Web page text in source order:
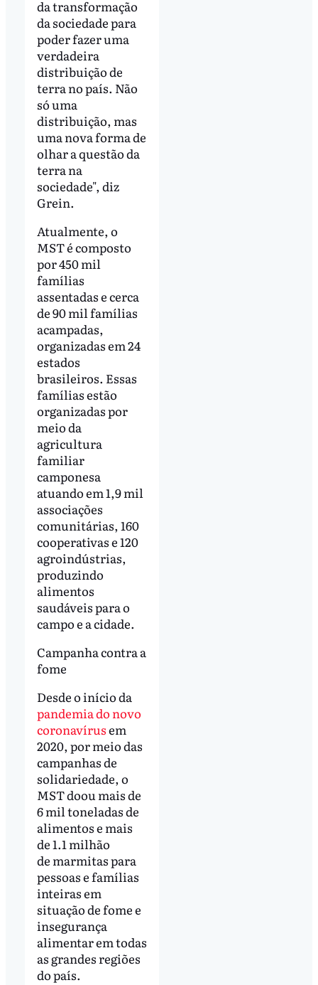
da transformação
da sociedade para
poder fazer uma
verdadeira
distribuição de
terra no país. Não
só uma
distribuição, mas
uma nova forma de
olhar a questão da
terra na
sociedade", diz
Grein.
Atualmente, o
MST é composto
por 450 mil
famílias
assentadas e cerca
de 90 mil famílias
acampadas,
organizadas em 24
estados
brasileiros. Essas
famílias estão
organizadas por
meio da
agricultura
familiar
camponesa
atuando em 1,9 mil
associações
comunitárias, 160
cooperativas e 120
agroindústrias,
produzindo
alimentos
saudáveis para o
campo e a cidade.
Campanha contra a
fome
Desde o início da
pandemia do novo
coronavírusem
2020, por meio das
campanhas de
solidariedade, o
MST doou mais de
6 mil toneladas de
alimentos e mais
de 1.1 milhão
de marmitas para
pessoas e famílias
inteiras em
situação de fome e
insegurança
alimentar em todas
as grandes regiões
do país.